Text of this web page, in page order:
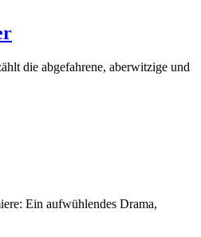
die abgefahrene, aberwitzige und
Ein aufwühlendes Drama,